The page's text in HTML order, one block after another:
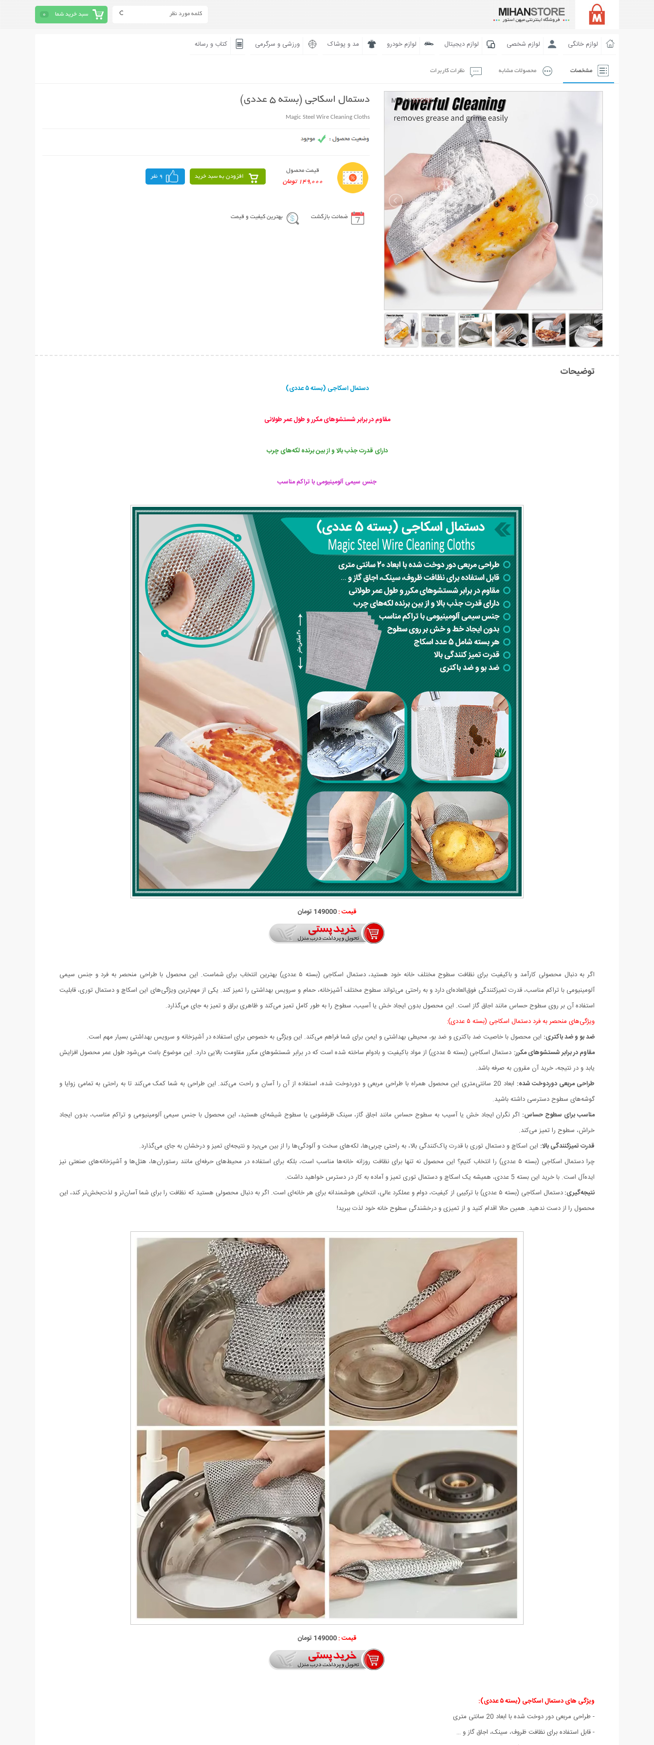
سبد خرید شما 0
لوازم خانگی لوازم شخصی لوازم دیجیتال لوازم خودرو مد و پوشاک ورزشی و سرگرمی کتاب و رسانه
مشخصات محصولات مشابه نظرات کاربرات
دستمال اسکاجی (بسته 5 عددی)
Magic Steel Wire Cleaning Cloths
قیمت محصول
149,000 تومان
افزودن به سبد خرید 9 نفر
ضمانت بازگشت بهترین کیفیت و قیمت
توضیحات
دستمال اسکاجی (بسته ۵ عددی)
مقاوم در برابر شستشوهای مکرر و طول عمر طولانی
دارای قدرت جذب بالا و از بین برنده لکه‌های چرب
جنس سیمی آلومینیومی با تراکم مناسب
قیمت :149000 تومان
اگر به دنبال محصولی کارآمد و باکیفیت برای نظافت سطوح مختلف خانه خود هستید، دستمال اسکاجی (بسته ۵ عددی) بهترین انتخاب برای شماست. این محصول با طراحی منحصر به فرد و جنس سیمی
آلومینیومی با تراکم مناسب، قدرت تمیزکنندگی فوق‌العاده‌ای دارد و به راحتی می‌تواند سطوح مختلف آشپزخانه، حمام و سرویس بهداشتی را تمیز کند. یکی از مهم‌ترین ویژگی‌های این اسکاچ و دستمال توری، قابلیت
استفاده آن بر روی سطوح حساس مانند اجاق گاز است. این محصول بدون ایجاد خش یا آسیب، سطوح را به طور کامل تمیز می‌کند و ظاهری براق و تمیز به جای می‌گذارد.
ویژگی‌های منحصر به فرد دستمال اسکاجی (بسته ۵ عددی):
ضد بو و ضد باکتری: این محصول با خاصیت ضد باکتری و ضد بو، محیطی بهداشتی و ایمن برای شما فراهم می‌کند. این ویژگی به خصوص برای استفاده در آشپزخانه و سرویس بهداشتی بسیار مهم است.
مقاوم در برابر شستشوهای مکرر:
دستمال اسکاجی (بسته ۵ عددی) از مواد باکیفیت و بادوام ساخته شده است که در برابر شستشوهای مکرر مقاومت بالایی دارد. این موضوع باعث می‌شود طول عمر محصول افزایش
یابد و در نتیجه، خرید آن مقرون به صرفه باشد.
طراحی مربعی دوردوخت شده:
ابعاد 20 سانتی‌متری این محصول همراه با طراحی مربعی و دوردوخت شده، استفاده از آن را آسان و راحت می‌کند. این طراحی به شما کمک می‌کند تا به راحتی به تمامی زوایا و
گوشه‌های سطوح دسترسی داشته باشید.
مناسب برای سطوح حساس: اگر نگران ایجاد خش یا آسیب به سطوح حساس مانند اجاق گاز، سینک ظرفشویی یا سطوح شیشه‌ای هستید، این محصول با جنس سیمی آلومینیومی و تراکم مناسب، بدون ایجاد
خراش، سطوح را تمیز می‌کند.
قدرت تمیزکنندگی بالا: این اسکاچ و دستمال توری با قدرت پاک‌کنندگی بالا، به راحتی چربی‌ها، لکه‌های سخت و آلودگی‌ها را از بین می‌برد و نتیجه‌ای تمیز و درخشان به جای می‌گذارد.
چرا دستمال اسکاجی (بسته ۵ عددی) را انتخاب کنیم؟ این محصول نه تنها برای نظافت روزانه خانه‌ها مناسب است، بلکه برای استفاده در محیط‌های حرفه‌ای مانند رستوران‌ها، هتل‌ها و آشپزخانه‌های صنعتی نیز
ایده‌آل است. با خرید این بسته 5 عددی، همیشه یک اسکاچ و دستمال توری تمیز و آماده به کار در دسترس خواهید داشت.
نتیجه‌گیری:
دستمال اسکاجی (بسته ۵ عددی) با ترکیبی از کیفیت، دوام و عملکرد عالی، انتخابی هوشمندانه برای هر خانه‌ای است. اگر به دنبال محصولی هستید که نظافت را برای شما آسان‌تر و لذت‌بخش‌تر کند، این
محصول را از دست ندهید. همین حالا اقدام کنید و از تمیزی و درخشندگی سطوح خانه خود لذت ببرید!
قیمت :149000 تومان
ویژگی های دستمال اسکاجی (بسته ۵ عددی):
- طراحی مربعی دور دوخت شده با ابعاد 20 سانتی متری
- قابل استفاده برای نظافت ظروف، سینک، اجاق گاز و …